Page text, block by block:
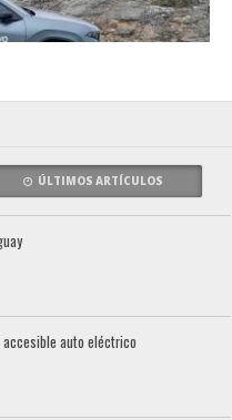
ÚLTIMOS ARTÍCULOS
auto eléctrico